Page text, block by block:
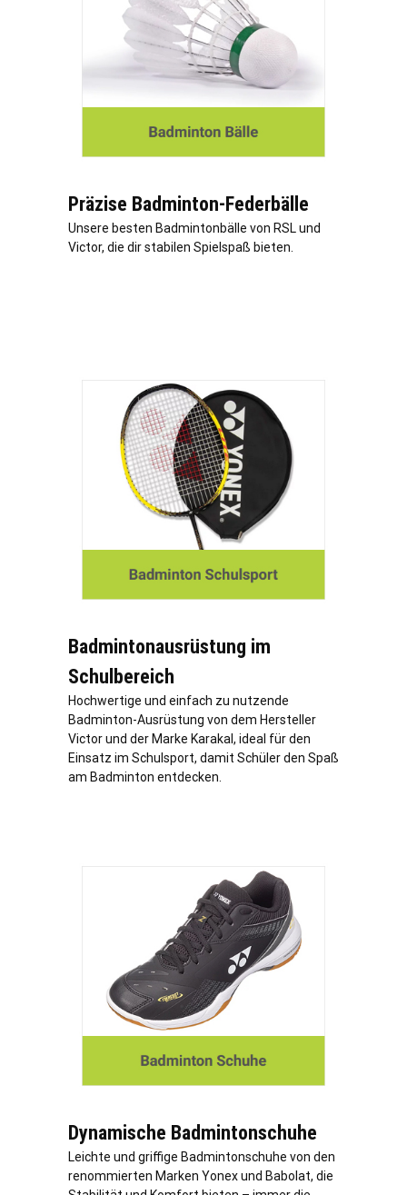
Präzise Badminton-Federbälle
Unsere besten Badmintonbälle von RSL und
Victor, die dir stabilen Spielspaß bieten.
Badmintonausrüstung im
Schulbereich
Hochwertige und einfach zu nutzende
Badminton-Ausrüstung von dem Hersteller
Victor und der Marke Karakal, ideal für den
Einsatz im Schulsport, damit Schüler den Spaß
am Badminton entdecken.
Dynamische Badmintonschuhe
Leichte und griffige Badmintonschuhe von den
renommierten Marken Yonex und Babolat, die